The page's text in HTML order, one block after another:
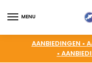
MENU
AANBIEDINGEN •
•